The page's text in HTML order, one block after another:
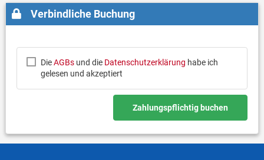
Verbindliche Buchung
DieAGBsund die Datenschutzerklärung habe ich
gelesen und akzeptiert
Zahlungspflichtig buchen